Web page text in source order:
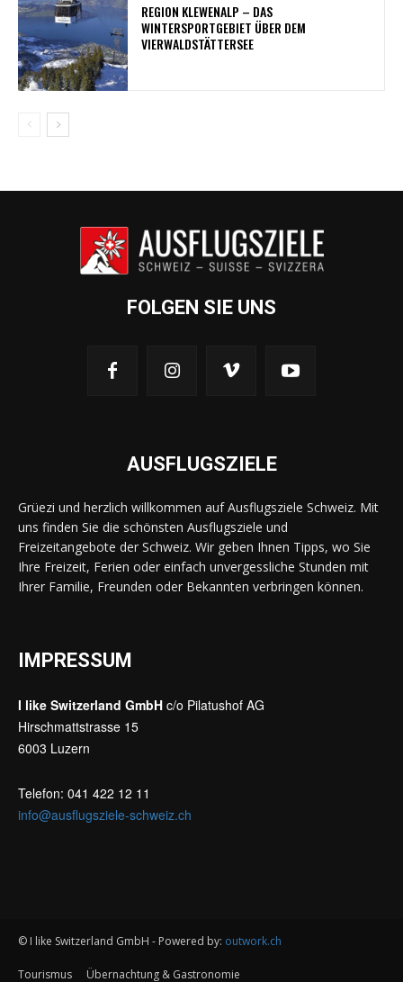
REGION KLEWENALP – DAS
WINTERSPORTGEBIET ÜBER DEM
VIERWALDSTÄTTERSEE
FOLGEN SIE UNS
AUSFLUGSZIELE
Grüezi und herzlich willkommen auf Ausflugsziele Schweiz. Mit
uns finden Sie die schönsten Ausflugsziele und
Freizeitangebote der Schweiz. Wir geben Ihnen Tipps, wo Sie
Ihre Freizeit, Ferien oder einfach unvergessliche Stunden mit
Ihrer Familie, Freunden oder Bekannten verbringen können.
IMPRESSUM
I like Switzerland GmbH c/o Pilatushof AG
Hirschmattstrasse 15
6003 Luzern
Telefon: 041 422 12 11
info@ausflugsziele-schweiz.ch
© I like Switzerland GmbH - Powered by: outwork.ch
Tourismus Übernachtung & Gastronomie